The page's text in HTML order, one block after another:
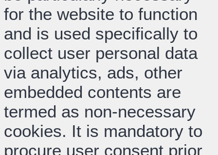
for the website to function
and is used specifically to
collect user personal data
via analytics, ads, other
embedded contents are
termed as non-necessary
cookies. It is mandatory to
procure user consent prior